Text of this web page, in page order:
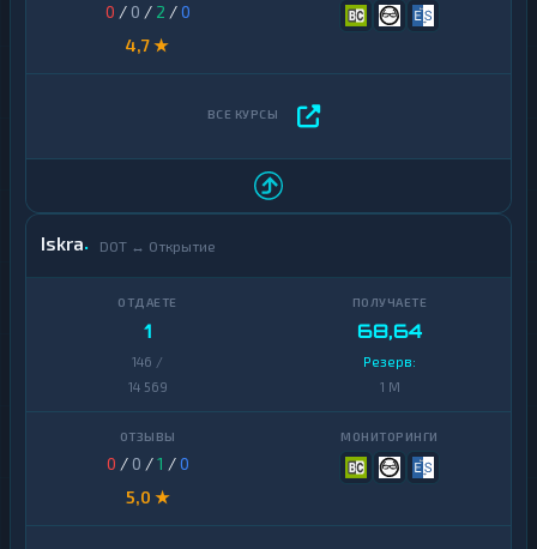
0 / 0 / 2 /0
4,7 ★
Iskra DOT ↔ Открытие
1
146 /
14 569
68,64
Резерв:
1 M
0 / 0 /1 /0
5,0 ★